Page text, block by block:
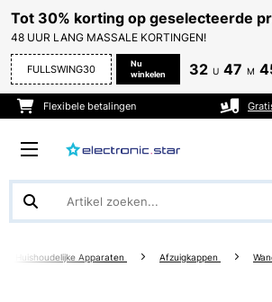
Tot 30% korting op geselecteerde
48 UUR LANG MASSALE KORTINGEN!
FULLSWING30
Nu
winkelen
32 U 47 M
Flexibele betalingen
Huishoudelijke Apparaten Afzuigkappen